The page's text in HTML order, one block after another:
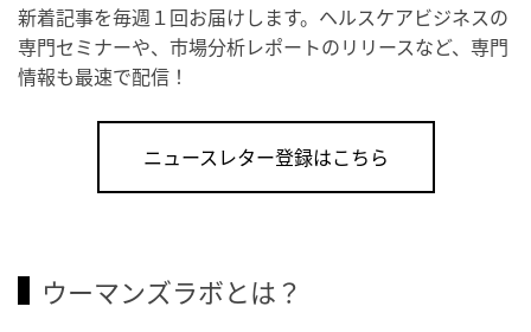
新着記事を毎週１回お届けします。ヘルスケアビジネスの
専門セミナーや、市場分析レポートのリリースなど、専門
情報も最速で配信！
ニュースレター登録はこちら
ウーマンズラボとは？